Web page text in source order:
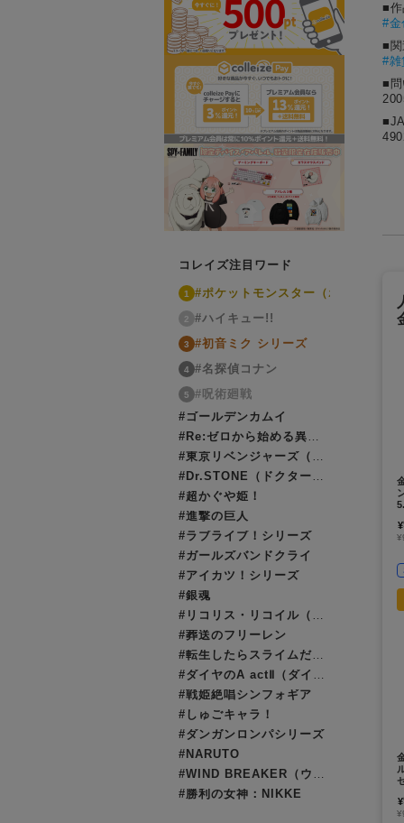
コレイズ注目ワード
1 #ポケットモンスター（ポケモン）
2 #ハイキュー!!
3 #初音ミク シリーズ
4 #名探偵コナン
5
#呪術廻戦
#ゴールデンカムイ
#Re:ゼロから始める異世界生活（リゼロ）
#東京リベンジャーズ（東リベ）
#Dr.STONE（ドクターストーン）
#超かぐや姫！
#進撃の巨人
#ラブライブ！シリーズ
#ガールズバンドクライ
#アイカツ！シリーズ
#銀魂
#リコリス・リコイル（リコリコ）
#葬送のフリーレン
#転生したらスライムだった件（転スラ）
#ダイヤのA actⅡ（ダイヤのエース）
#戦姫絶唱シンフォギア
#しゅごキャラ！
#ダンガンロンパシリーズ
#NARUTO
#WIND BREAKER（ウィンブレ）
#勝利の女神：NIKKE
■
#
■
#雑
■
¥
¥